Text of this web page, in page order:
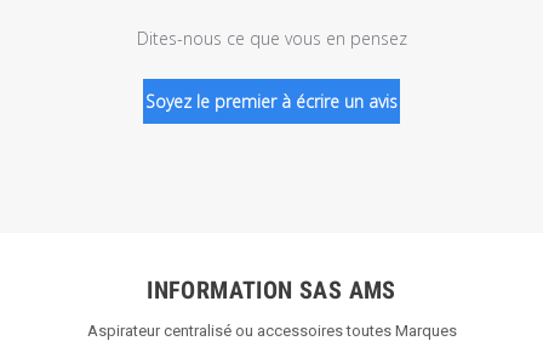
Dites-nous ce que vous en pensez
Soyez le premier à écrire un avis
INFORMATION SAS AMS
Aspirateur centralisé ou accessoires toutes Marques